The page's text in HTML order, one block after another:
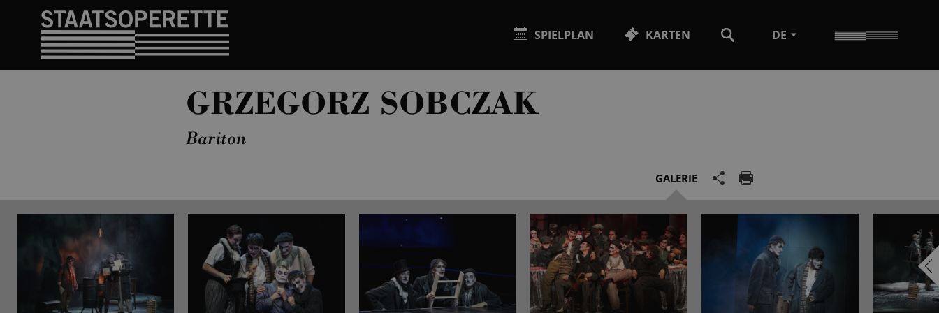
SPIELPLAN KARTEN DE
GRZEGORZ SOBCZAK
Bariton
GALERIE